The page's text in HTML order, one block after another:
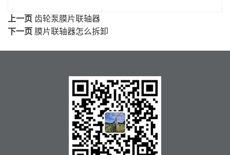
上一页 齿轮泵膜片联轴器
下一页 膜片联轴器怎么拆卸